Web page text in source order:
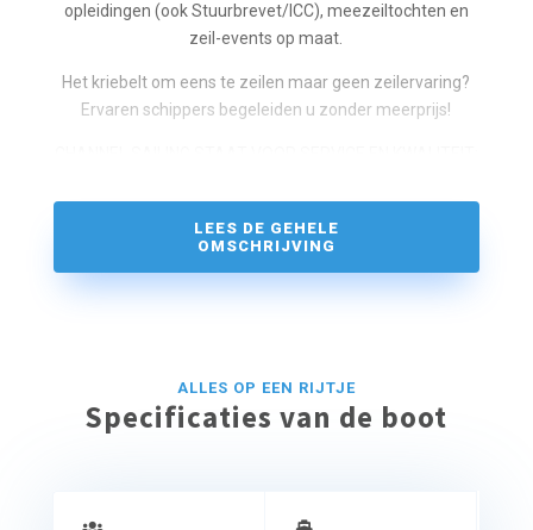
opleidingen (ook Stuurbrevet/ICC), meezeiltochten en
zeil-events op maat.
Het kriebelt om eens te zeilen maar geen zeilervaring?
Ervaren schippers begeleiden u zonder meerprijs!
LEES DE GEHELE
OMSCHRIJVING
ALLES OP EEN RIJTJE
Specificaties van de boot